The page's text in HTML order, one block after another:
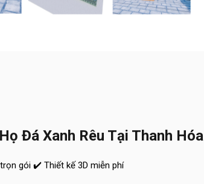
Đá Xanh Rêu Tại Thanh Hóa
gói ✔️ Thiết kế 3D miễn phí